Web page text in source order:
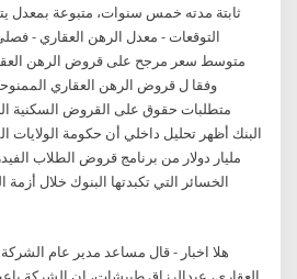
ثابتة مدته خمس سنوات، متبوعة بمعدل
متوسط سعر مرجح على قروض الرهن
وفقا ل قروض الرهن العقاري
متطلبات حقوق على القروض السكنية
مليار دولار من برنامج قروض الطلاب
الخسائر التي تكبدتها البنوك خلال
هلا اخبار - قال مساعد مدير عام الشركة